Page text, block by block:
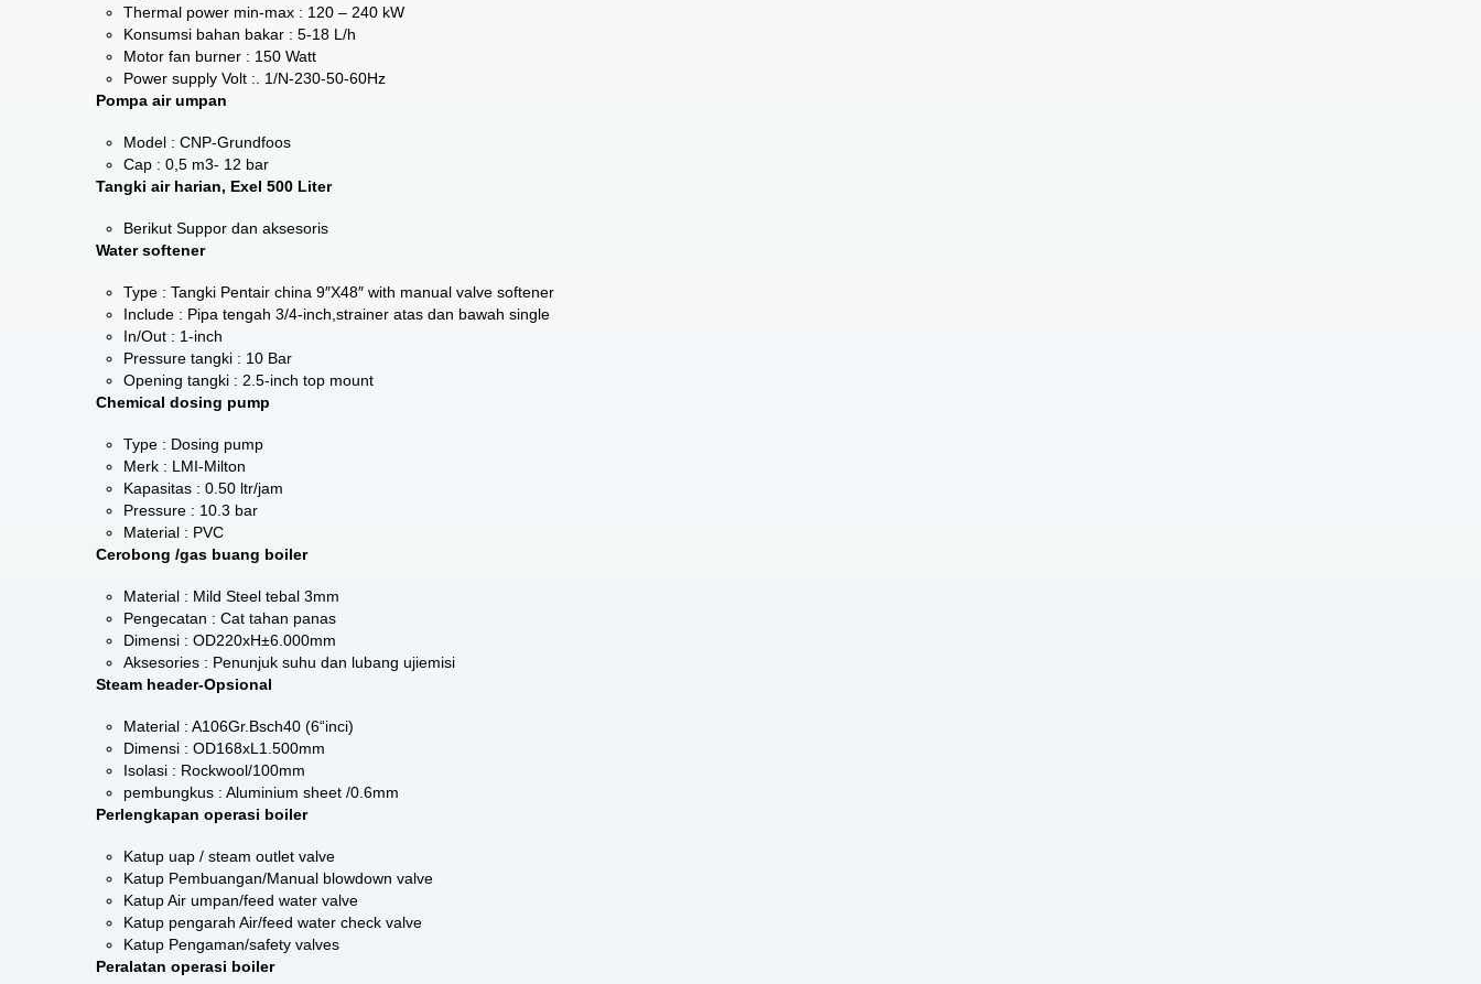
Thermal power min-max : 120 – 240 kW
Konsumsi bahan bakar : 5-18 L/h
Motor fan burner : 150 Watt
Power supply Volt :. 1/N-230-50-60Hz
Pompa air umpan
Model : CNP-Grundfoos
Cap : 0,5 m3- 12 bar
Tangki air harian, Exel 500 Liter
Berikut Suppor dan aksesoris
Water softener
Type : Tangki Pentair china 9″X48″ with manual valve softener
Include : Pipa tengah 3/4-inch,strainer atas dan bawah single
In/Out : 1-inch
Pressure tangki : 10 Bar
Opening tangki : 2.5-inch top mount
Chemical dosing pump
Type : Dosing pump
Merk : LMI-Milton
Kapasitas : 0.50 ltr/jam
Pressure : 10.3 bar
Material : PVC
Cerobong /gas buang boiler
Material : Mild Steel tebal 3mm
Pengecatan : Cat tahan panas
Dimensi : OD220xH±6.000mm
Aksesories : Penunjuk suhu dan lubang ujiemisi
Steam header-Opsional
Material : A106Gr.Bsch40 (6“inci)
Dimensi : OD168xL1.500mm
Isolasi : Rockwool/100mm
pembungkus : Aluminium sheet /0.6mm
Perlengkapan operasi boiler
Katup uap / steam outlet valve
Katup Pembuangan/Manual blowdown valve
Katup Air umpan/feed water valve
Katup pengarah Air/feed water check valve
Katup Pengaman/safety valves
Peralatan operasi boiler